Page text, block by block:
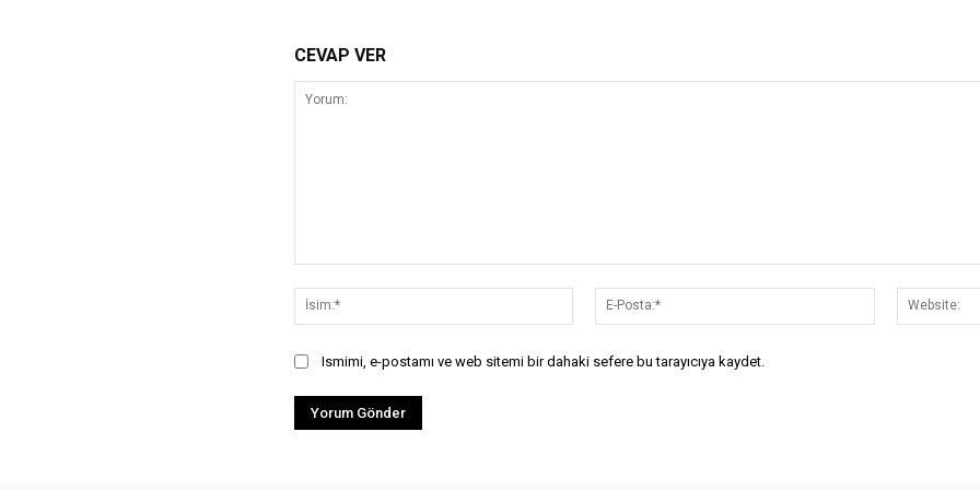
CEVAP VER
İsim:*
Posta:*
Ismimi, e-postamı ve web sitemi bir dahaki sefere bu tarayıcıya kaydet.